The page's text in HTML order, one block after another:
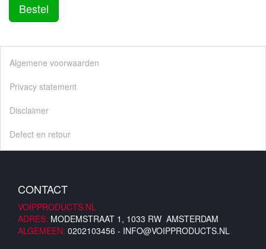
Bestel
Algemene voorwaarden
Privacy statement
Disclaimer
Defect en retour
CONTACT
VOIPPRODUCTS.NL
ADRES: MODEMSTRAAT 1, 1033 RW AMSTERDAM
ALGEMEEN: 0202103456 - INFO@VOIPPRODUCTS.NL